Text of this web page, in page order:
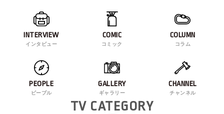
INTERVIEW
インタビュー
COMIC
コミック
COLUMN
コラム
PEOPLE
ピープル
GALLERY
ギャラリー
CHANNEL
チャンネル
TV CATEGORY